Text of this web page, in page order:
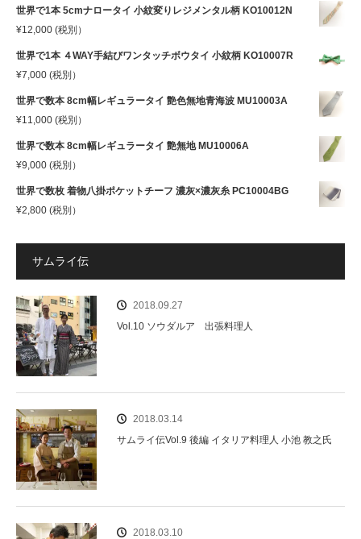
世界で1本 5cmナロータイ 小紋変りレジメンタル柄 KO10012N
¥12,000 (税別）
世界で1本 ４WAY手結びワンタッチボウタイ 小紋柄 KO10007R
¥7,000 (税別）
世界で数本 8cm幅レギュラータイ 艶色無地青海波 MU10003A
¥11,000 (税別）
世界で数本 8cm幅レギュラータイ 艶無地 MU10006A
¥9,000 (税別）
世界で数枚 着物八掛ポケットチーフ 濃灰×濃灰糸 PC10004BG
¥2,800 (税別）
サムライ伝
2018.09.27
Vol.10 ソウダルア 出張料理人
2018.03.14
サムライ伝Vol.9 後編 イタリア料理人 小池 教之氏
2018.03.10